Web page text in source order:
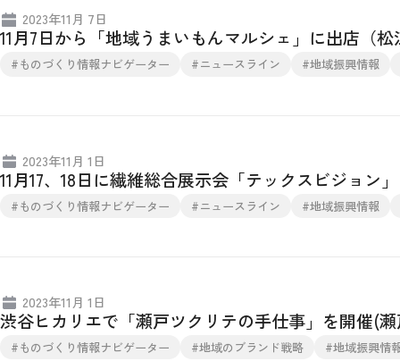
2023年11月 7日
11月7日から「地域うまいもんマルシェ」に出店（
#ものづくり情報ナビゲーター #ニュースライン #地域振興情報
2023年11月 1日
11月17、18日に繊維総合展示会「テックスビジョン
#ものづくり情報ナビゲーター #ニュースライン #地域振興情報
2023年11月 1日
渋谷ヒカリエで「瀬戸ツクリテの手仕事」を開催(
#ものづくり情報ナビゲーター #地域のブランド戦略 #地域振興情